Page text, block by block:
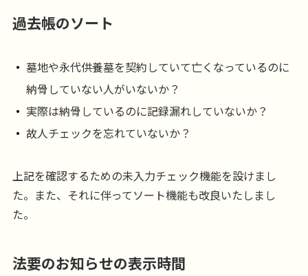
過去帳のソート
墓地や永代供養墓を契約していて亡くなっているのに
納骨していない人がいないか？
実際は納骨しているのに記録漏れしていないか？
故人チェックを忘れていないか？
上記を確認するための未入力チェック機能を設けまし
た。また、それに伴ってソート機能も改良いたしまし
た。
法要のお知らせの表示時間